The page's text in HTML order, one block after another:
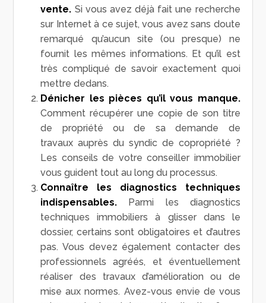
vente. Si vous avez déjà fait une recherche
sur Internet à ce sujet, vous avez sans doute
remarqué qu’aucun site (ou presque) ne
fournit les mêmes informations. Et qu’il est
très compliqué de savoir exactement quoi
mettre dedans.
Dénicher les pièces qu’il vous manque.
Comment récupérer une copie de son titre
de propriété ou de sa demande de
travaux auprès du syndic de copropriété ?
Les conseils de votre conseiller immobilier
vous guident tout au long du processus.
Connaître les diagnostics techniques
indispensables. Parmi les diagnostics
techniques immobiliers à glisser dans le
dossier, certains sont obligatoires et d’autres
pas. Vous devez également contacter des
professionnels agréés, et éventuellement
réaliser des travaux d’amélioration ou de
mise aux normes. Avez-vous envie de vous